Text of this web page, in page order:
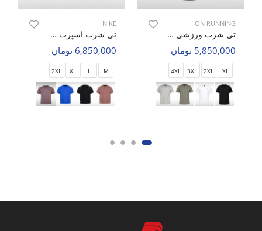
ON RUNNING
تی شرت ورزشی مردانه آن رانینگ Blaze Fit M
5,850,000 تومان
XL
2XL
3XL
4XL
NIKE
تی شرت اسپرت مردانه نایک Nike Iron Soul M
6,850,000 تومان
M
L
XL
2XL